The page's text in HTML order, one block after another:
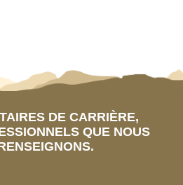
DE CARRIÈRE,
QUE NOUS